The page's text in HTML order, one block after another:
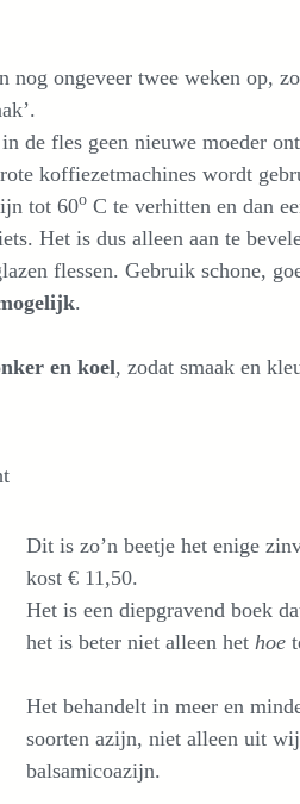
nog ongeveer twee weken op,
de fles geen nieuwe moeder
koffiezetmachines wordt
tot 60o C te verhitten en dan
Het is dus alleen aan te
flessen. Gebruik schone,
.
en koel, zodat smaak en
Dit is zo’n beetje het enige
kost € 11,50.
Het is een diepgravend boek
het is beter niet alleen het hoe
Het behandelt in meer en
soorten azijn, niet alleen uit
balsamicoazijn.